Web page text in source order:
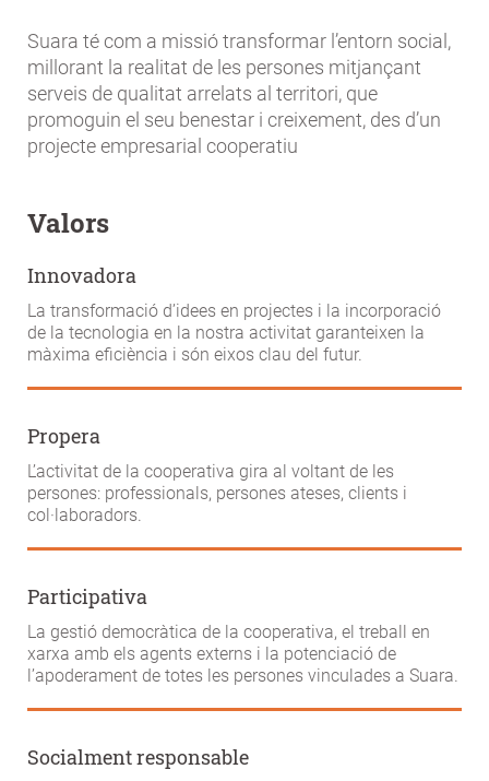
Suara té com a missió transformar l’entorn social,
millorant la realitat de les persones mitjançant
serveis de qualitat arrelats al territori, que
promoguin el seu benestar i creixement, des d’un
projecte empresarial cooperatiu
Valors
Innovadora
La transformació d’idees en projectes i la incorporació
de la tecnologia en la nostra activitat garanteixen la
màxima eficiència i són eixos clau del futur.
Propera
L’activitat de la cooperativa gira al voltant de les
persones: professionals, persones ateses, clients i
col·laboradors.
Participativa
La gestió democràtica de la cooperativa, el treball en
xarxa amb els agents externs i la potenciació de
l’apoderament de totes les persones vinculades a Suara.
Socialment responsable